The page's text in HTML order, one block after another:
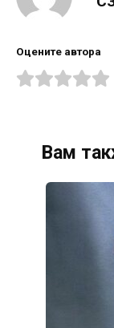
Оцените автора
Вам